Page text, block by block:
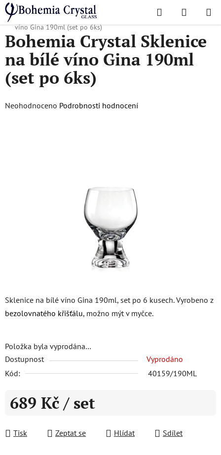
Přejít
na
obsah
Hledat
KOŠÍK
Domů
/ Oblíbené kolekce / Gina
Bohemia Crystal Sklenice na bílé
víno Gina 190ml (set po 6ks)
Sklenice na bílé víno Gina 190ml, set po 6 kusech. Vyrobeno z
bezolovnatého křišťálu, možno mýt v myčce.
Položka byla vyprodána…
Dostupnost
Vyprodáno
Kód:
40159/190ML
689 Kč / set
Tisk
Zeptat se Hlídat Sdílet
Bohemia Crystal Sklenice
na bílé víno Gina 190ml
(set po 6ks)
Průměrné
Neohodnoceno Podrobnosti hodnocení